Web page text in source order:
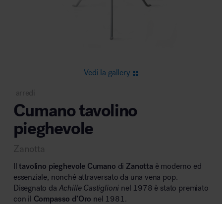
Area lounge e attesa
Area outdoor
Vedi la gallery
arredi
Cumano tavolino
pieghevole
Zanotta
Iltavolino pieghevole Cumano di Zanotta è moderno ed
essenziale, nonché attraversato da una vena pop.
Disegnato da Achille Castiglioni nel 1978 è stato premiato
con il Compasso d’Oro nel 1981.